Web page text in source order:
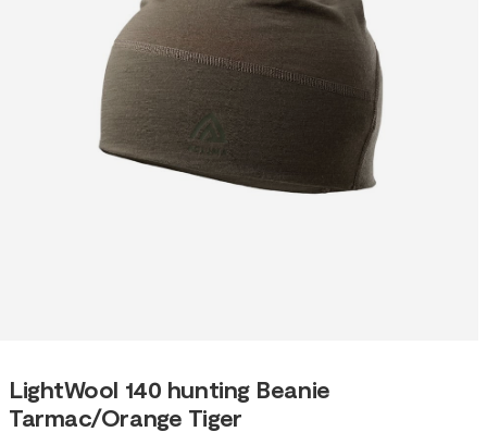
LightWool 140 hunting Beanie
Tarmac/Orange Tiger